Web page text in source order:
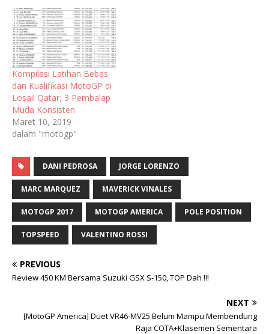
Kompilasi Latihan Bebas
dan Kualifikasi MotoGP di
Losail Qatar, 3 Pembalap
Muda Konsisten
Maret 10, 2019
dalam "motogp"
DANI PEDROSA JORGE LORENZO
MARC MARQUEZ MAVERICK VINALES
MOTOGP 2017 MOTOGP AMERICA POLE POSITION
TOPSPEED VALENTINO ROSSI
PREVIOUS
Review 450 KM Bersama Suzuki GSX S-150, TOP Dah !!!
NEXT
[MotoGP America] Duet VR46-MV25 Belum Mampu Membendung
Raja COTA+Klasemen Sementara